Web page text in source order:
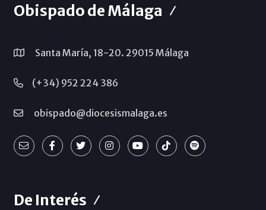
Obispado de Málaga
Santa María, 18-20. 29015 Málaga
(+34) 952 224 386
obispado@diocesismalaga.es
De Interés